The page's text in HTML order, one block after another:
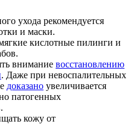
ухода рекомендуется
и маски.
кислотные пилинги и
внимание восстановлению
. Даже при невоспалительных
доказано увеличивается
патогенных
кожу от